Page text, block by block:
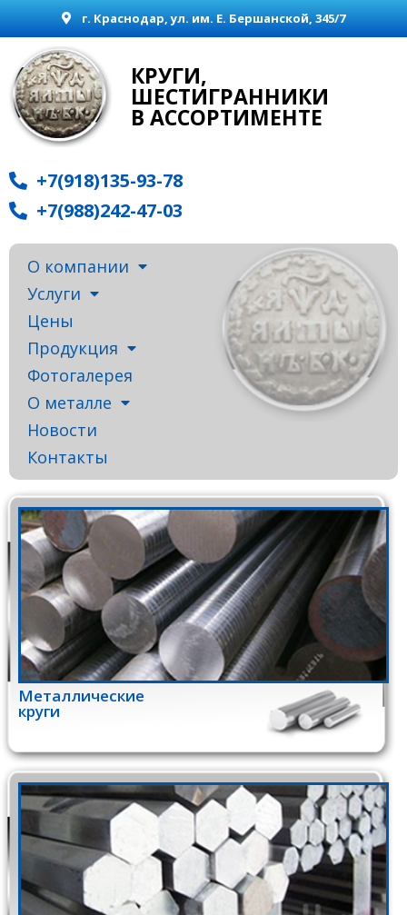
г. Краснодар, ул. им. Е. Бершанской, 345/7
КРУГИ,
ШЕСТИГРАННИКИ
В АССОРТИМЕНТЕ
+7(918)135-93-78
+7(988)242-47-03
О компании
Услуги
Цены
Продукция
Фотогалерея
О металле
Новости
Контакты
Металлические
круги